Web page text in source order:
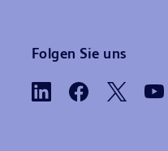
Folgen Sie uns